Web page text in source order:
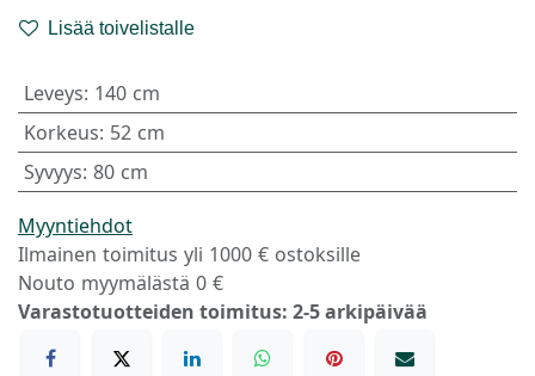
Lisää toivelistalle
Leveys: 140 cm
Korkeus: 52 cm
Syvyys: 80 cm
Myyntiehdot
Ilmainen toimitus yli 1000 € ostoksille
Nouto myymälästä 0 €
Varastotuotteiden toimitus: 2-5 arkipäivää